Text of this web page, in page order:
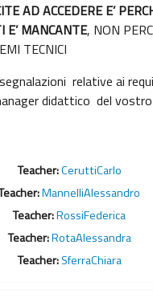
AD ACCEDERE E’
E’ MANCANTE, NON
TECNICI
relative ai
didattico del vostro
Teacher:CeruttiCarlo
MannelliAlessandro
Teacher:RossiFederica
Teacher:RotaAlessandra
Teacher:SferraChiara